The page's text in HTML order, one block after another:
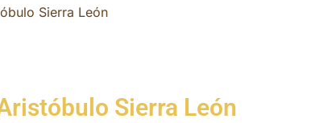
Sierra León
Sierra León